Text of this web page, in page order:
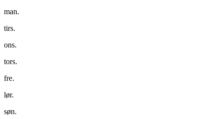
man.
tirs.
ons.
tors.
fre.
lør.
søn.